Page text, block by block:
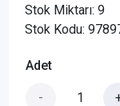
Stok Miktarı: 9
Stok Kodu:
Adet
-